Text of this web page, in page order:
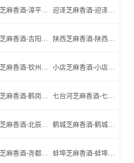
漳平芝麻香酒-漳平名酒-漳平小北门_漳平芝麻香酒厂家 迎泽芝麻香酒-迎泽名酒-迎泽小北门_迎泽芝麻香酒厂家
吉阳芝麻香酒-吉阳名酒-吉阳小北门_吉阳芝麻香酒厂家 陕西芝麻香酒-陕西名酒-陕西小北门_陕西芝麻香酒厂家
钦州芝麻香酒-钦州名酒-钦州小北门_钦州芝麻香酒厂家 小店芝麻香酒-小店名酒-小店小北门_小店芝麻香酒厂家
鹤岗芝麻香酒-鹤岗名酒-鹤岗小北门_鹤岗芝麻香酒厂家 七台河芝麻香酒-七台河名酒-七台河小北门_七台河芝麻香酒厂家
北辰芝麻香酒-北辰名酒-北辰小北门_北辰芝麻香酒厂家 鹤城芝麻香酒-鹤城名酒-鹤城小北门_鹤城芝麻香酒厂家
尧都芝麻香酒-尧都名酒-尧都小北门_尧都芝麻香酒厂家 蚌埠芝麻香酒-蚌埠名酒-蚌埠小北门_蚌埠芝麻香酒厂家